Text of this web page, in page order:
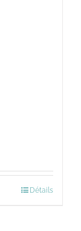
Détails